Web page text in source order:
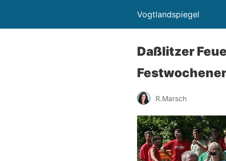
Vogtlandspiegel
Daßlitzer
R.Marsch